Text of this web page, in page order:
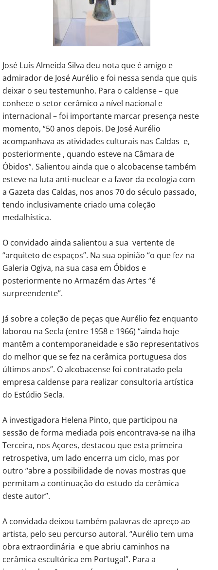
José Luís Almeida Silva deu nota que é amigo e
admirador de José Aurélio e foi nessa senda que quis
deixar o seu testemunho. Para o caldense – que
conhece o setor cerâmico a nível nacional e
internacional – foi importante marcar presença neste
momento, “50 anos depois. De José Aurélio
acompanhava as atividades culturais nas Caldas e,
posteriormente , quando esteve na Câmara de
Óbidos”. Salientou ainda que o alcobacense também
esteve na luta anti-nuclear e a favor da ecologia com
a Gazeta das Caldas, nos anos 70 do século passado,
tendo inclusivamente criado uma coleção
medalhística.
O convidado ainda salientou a sua vertente de
“arquiteto de espaços”. Na sua opinião “o que fez na
Galeria Ogiva, na sua casa em Óbidos e
posteriormente no Armazém das Artes “é
surpreendente”.
Já sobre a coleção de peças que Aurélio fez enquanto
laborou na Secla (entre 1958 e 1966) “ainda hoje
mantêm a contemporaneidade e são representativos
do melhor que se fez na cerâmica portuguesa dos
últimos anos”. O alcobacense foi contratado pela
empresa caldense para realizar consultoria artística
do Estúdio Secla.
A investigadora Helena Pinto, que participou na
sessão de forma mediada pois encontrava-se na ilha
Terceira, nos Açores, destacou que esta primeira
retrospetiva, um lado encerra um ciclo, mas por
outro “abre a possibilidade de novas mostras que
permitam a continuação do estudo da cerâmica
deste autor”.
A convidada deixou também palavras de apreço ao
artista, pelo seu percurso autoral. “Aurélio tem uma
obra extraordinária e que abriu caminhos na
cerâmica escultórica em Portugal”. Para a